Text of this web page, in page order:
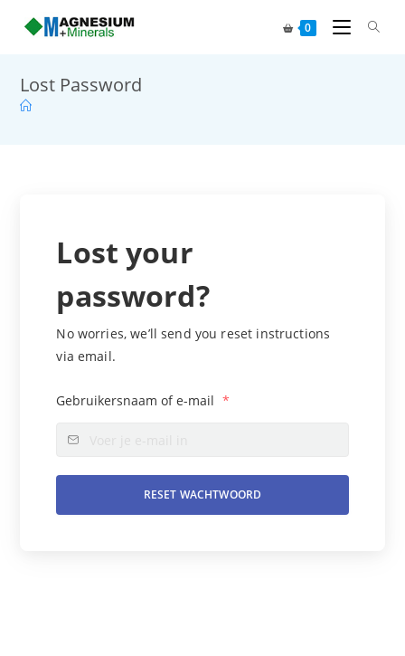
0
Lost Password
Lost your
password?
No worries, we’ll send you reset instructions
via email.
Gebruikersnaam of e-mail *